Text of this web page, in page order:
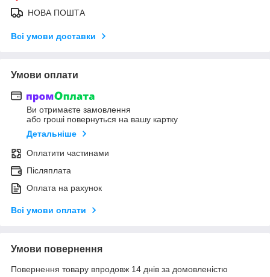
НОВА ПОШТА
Всі умови доставки
Умови оплати
Ви отримаєте замовлення
або гроші повернуться на вашу картку
Детальніше
Оплатити частинами
Післяплата
Оплата на рахунок
Всі умови оплати
Умови повернення
Повернення товару впродовж 14 днів за домовленістю